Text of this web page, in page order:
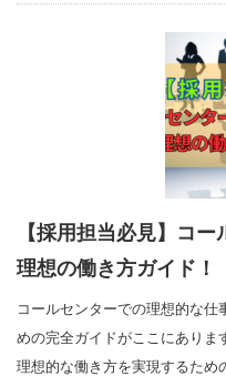
【採用担当必見】コ
理想の働き方ガイド！
コールセンターでの理想的な
めの完全ガイドがここにありま
理想的な働き方を実現するため